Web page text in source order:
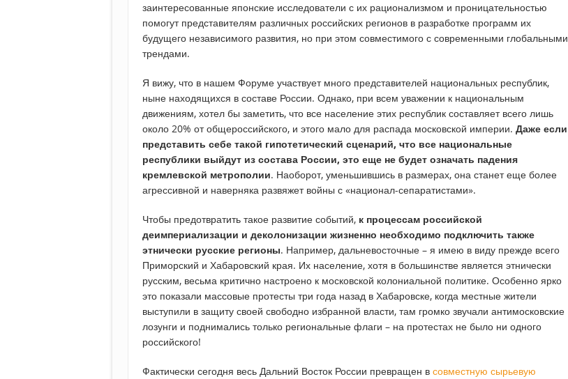
заинтересованные японские исследователи с их рационализмом и проницательностью
помогут представителям различных российских регионов в разработке программ их
будущего независимого развития, но при этом совместимого с современными глобальными
трендами.
Я вижу, что в нашем Форуме участвует много представителей национальных республик,
ныне находящихся в составе России. Однако, при всем уважении к национальным
движениям, хотел бы заметить, что все население этих республик составляет всего лишь
около 20% от общероссийского, и этого мало для распада московской империи. Даже если
представить себе такой гипотетический сценарий, что все национальные
республики выйдут из состава России, это еще не будет означать падения
кремлевской метрополии. Наоборот, уменьшившись в размерах, она станет еще более
агрессивной и наверняка развяжет войны с «национал-сепаратистами».
Чтобы предотвратить такое развитие событий, к процессам российской
деимпериализации и деколонизации жизненно необходимо подключить также
этнически русские регионы. Например, дальневосточные – я имею в виду прежде всего
Приморский и Хабаровский края. Их население, хотя в большинстве является этнически
русским, весьма критично настроено к московской колониальной политике. Особенно ярко
это показали массовые протесты три года назад в Хабаровске, когда местные жители
выступили в защиту своей свободно избранной власти, там громко звучали антимосковские
лозунги и поднимались только региональные флаги – на протестах не было ни одного
российского!
Фактически сегодня весь Дальний Восток России превращен в совместную сырьевую